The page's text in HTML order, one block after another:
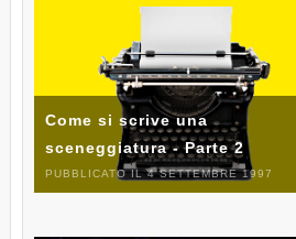
Come si scrive una
sceneggiatura - Parte 2
PUBBLICATO IL 4 SETTEMBRE 1997